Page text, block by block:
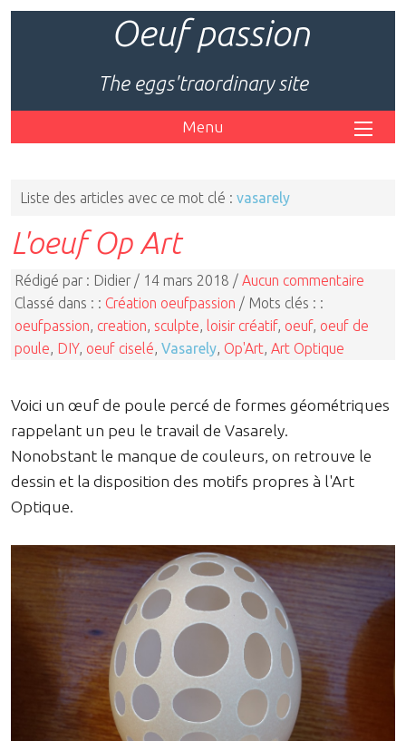
Oeuf passion
The eggs'traordinary site
Menu
Liste des articles avec ce mot clé : vasarely
L'oeuf Op Art
Rédigé par : Didier / 14 mars 2018 / Aucun commentaire
Classé dans : : Création oeufpassion / Mots clés : :
oeufpassion creation sculpte loisir créatif, oeuf, oeuf de
poule DIY, oeuf ciselé Vasarely Op'Art Art Optique
Voici un œuf de poule percé de formes géométriques
rappelant un peu le travail de Vasarely.
Nonobstant le manque de couleurs, on retrouve le
dessin et la disposition des motifs propres à l'Art
Optique.